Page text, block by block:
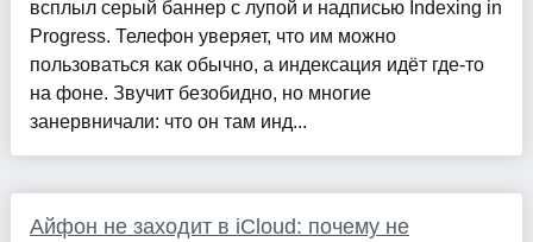
всплыл серый баннер с лупой и надписью Indexing in
Progress. Телефон уверяет, что им можно
пользоваться как обычно, а индексация идёт где-то
на фоне. Звучит безобидно, но многие
занервничали: что он там инд...
Айфон не заходит в iCloud: почему не